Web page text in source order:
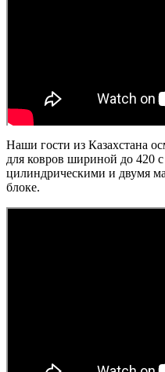
Наши гости из Казахстана
для ковров шириной до 420
цилиндрическими и двумя
блоке.